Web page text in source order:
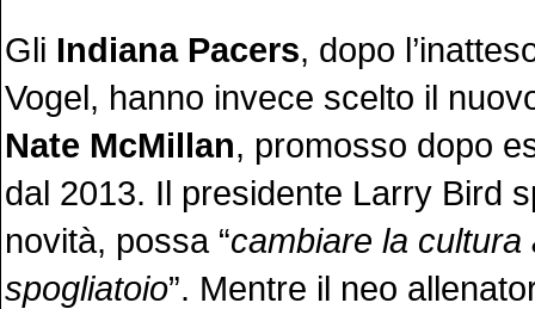
Gli Indiana Pacers, dopo
Vogel, hanno invece scelto il
Nate McMillan, promosso dopo
dal 2013. Il presidente Larry Bird
novità, possa “cambiare la cultura
spogliatoio”. Mentre il neo